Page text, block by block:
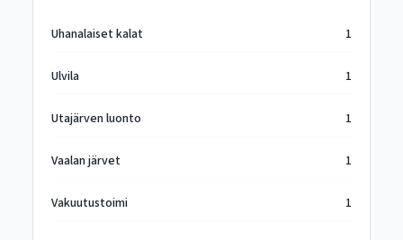
Uhanalaiset kalat 1
Ulvila 1
Utajärven luonto 1
Vaalan järvet 1
Vakuutustoimi 1